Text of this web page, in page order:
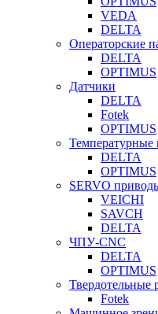
VEDA
DELTA
Операторские
DELTA
OPTIMUS
Датчики
DELTA
Fotek
OPTIMUS
Температурные
DELTA
OPTIMUS
SERVO
VEICHI
SAVCH
DELTA
ЧПУ-CNC
DELTA
OPTIMUS
Твердотельные
Fotek